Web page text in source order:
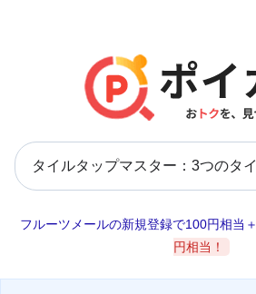
フルーツメールの新規登録で100円相当＋
円相当！